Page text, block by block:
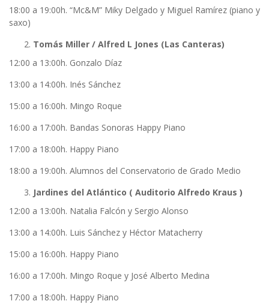
18:00 a 19:00h. “Mc&M” Miky Delgado y Miguel Ramírez (piano y
saxo)
Tomás Miller / Alfred L Jones (Las Canteras)
12:00 a 13:00h. Gonzalo Díaz
13:00 a 14:00h. Inés Sánchez
15:00 a 16:00h. Mingo Roque
16:00 a 17:00h. Bandas Sonoras Happy Piano
17:00 a 18:00h. Happy Piano
18:00 a 19:00h. Alumnos del Conservatorio de Grado Medio
Jardines del Atlántico ( Auditorio Alfredo Kraus )
12:00 a 13:00h. Natalia Falcón y Sergio Alonso
13:00 a 14:00h. Luis Sánchez y Héctor Matacherry
15:00 a 16:00h. Happy Piano
16:00 a 17:00h. Mingo Roque y José Alberto Medina
17:00 a 18:00h. Happy Piano